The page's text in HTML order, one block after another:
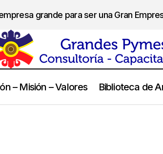
grande para ser una Gran
– Misión – Valores Biblioteca de